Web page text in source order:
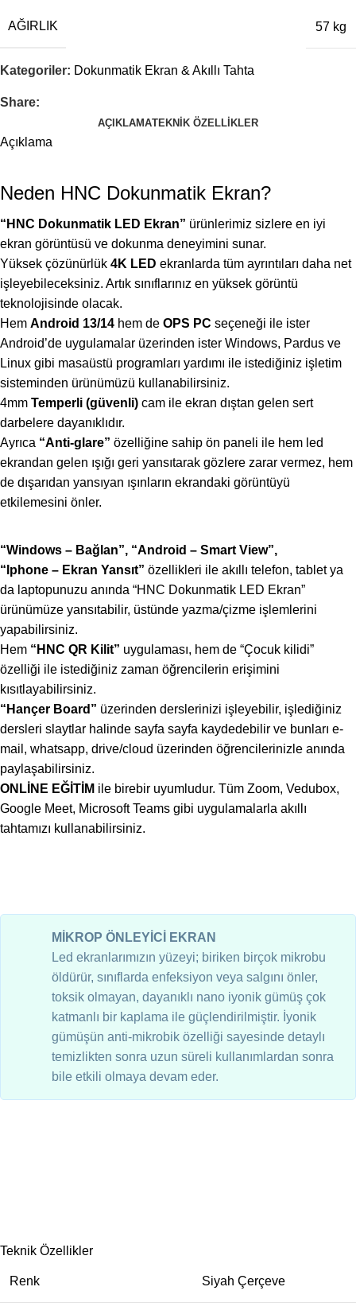
AĞIRLIK 57 kg
Kategoriler: Dokunmatik Ekran & Akıllı Tahta
Share:
AÇIKLAMATEKNIK ÖZELLIKLER
Açıklama
Neden HNC Dokunmatik Ekran?
“HNC Dokunmatik LED Ekran” ürünlerimiz sizlere en iyi
ekran görüntüsü ve dokunma deneyimini sunar.
Yüksek çözünürlük 4K LED ekranlarda tüm ayrıntıları daha net
işleyebileceksiniz. Artık sınıflarınız en yüksek görüntü
teknolojisinde olacak.
Hem Android 13/14 hem de OPS PC seçeneği ile ister
Android’de uygulamalar üzerinden ister Windows, Pardus ve
Linux gibi masaüstü programları yardımı ile istediğiniz işletim
sisteminden ürünümüzü kullanabilirsiniz.
4mm Temperli (güvenli) cam ile ekran dıştan gelen sert
darbelere dayanıklıdır.
Ayrıca “Anti-glare” özelliğine sahip ön paneli ile hem led
ekrandan gelen ışığı geri yansıtarak gözlere zarar vermez, hem
de dışarıdan yansıyan ışınların ekrandaki görüntüyü
etkilemesini önler.
“Windows – Bağlan”, “Android – Smart View”,
“Iphone – Ekran Yansıt” özellikleri ile akıllı telefon, tablet ya
da laptopunuzu anında “HNC Dokunmatik LED Ekran”
ürünümüze yansıtabilir, üstünde yazma/çizme işlemlerini
yapabilirsiniz.
Hem “HNC QR Kilit” uygulaması, hem de “Çocuk kilidi”
özelliği ile istediğiniz zaman öğrencilerin erişimini
kısıtlayabilirsiniz.
“Hançer Board” üzerinden derslerinizi işleyebilir, işlediğiniz
dersleri slaytlar halinde sayfa sayfa kaydedebilir ve bunları e-
mail, whatsapp, drive/cloud üzerinden öğrencilerinizle anında
paylaşabilirsiniz.
ONLİNE EĞİTİM ile birebir uyumludur. Tüm Zoom, Vedubox,
Google Meet, Microsoft Teams gibi uygulamalarla akıllı
tahtamızı kullanabilirsiniz.
MİKROP ÖNLEYİCİ EKRAN
Led ekranlarımızın yüzeyi; biriken birçok mikrobu
öldürür, sınıflarda enfeksiyon veya salgını önler,
toksik olmayan, dayanıklı nano iyonik gümüş çok
katmanlı bir kaplama ile güçlendirilmiştir. İyonik
gümüşün anti-mikrobik özelliği sayesinde detaylı
temizlikten sonra uzun süreli kullanımlardan sonra
bile etkili olmaya devam eder.
Teknik Özellikler
Renk Siyah Çerçeve